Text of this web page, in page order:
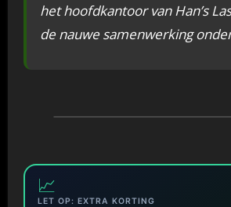
het hoofdkantoor van Han’s
de nauwe samenwerking
📈
LET OP: EXTRA KORTING